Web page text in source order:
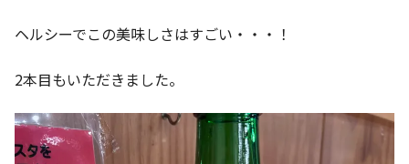
ヘルシーでこの美味しさはすごい・・・！
2本目もいただきました。